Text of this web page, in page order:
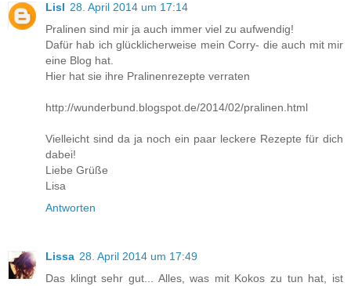
Lisl 28. April 2014 um 17:14
Pralinen sind mir ja auch immer viel zu aufwendig!
Dafür hab ich glücklicherweise mein Corry- die auch mit mir
eine Blog hat.
Hier hat sie ihre Pralinenrezepte verraten
http://wunderbund.blogspot.de/2014/02/pralinen.html
Vielleicht sind da ja noch ein paar leckere Rezepte für dich
dabei!
Liebe Grüße
Lisa
Antworten
Lissa 28. April 2014 um 17:49
Das klingt sehr gut... Alles, was mit Kokos zu tun hat, ist